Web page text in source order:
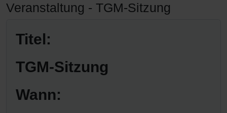
Veranstaltung - TGM-Sitzung
Titel:
TGM-Sitzung
Wann: